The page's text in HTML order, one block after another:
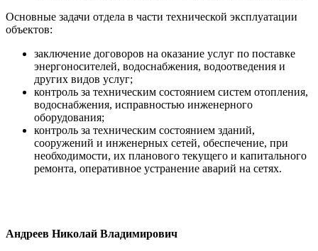
Основные задачи отдела в части технической эксплуатации
объектов:
заключение договоров на оказание услуг по поставке
энергоносителей, водоснабжения, водоотведения и
других видов услуг;
контроль за техническим состоянием систем отопления,
водоснабжения, исправностью инженерного
оборудования;
контроль за техническим состоянием зданий,
сооружений и инженерных сетей, обеспечение, при
необходимости, их планового текущего и капитального
ремонта, оперативное устранение аварий на сетях.
Андреев Николай Владимирович